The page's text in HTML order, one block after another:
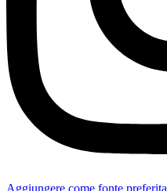
Aggiungere come fonte preferita